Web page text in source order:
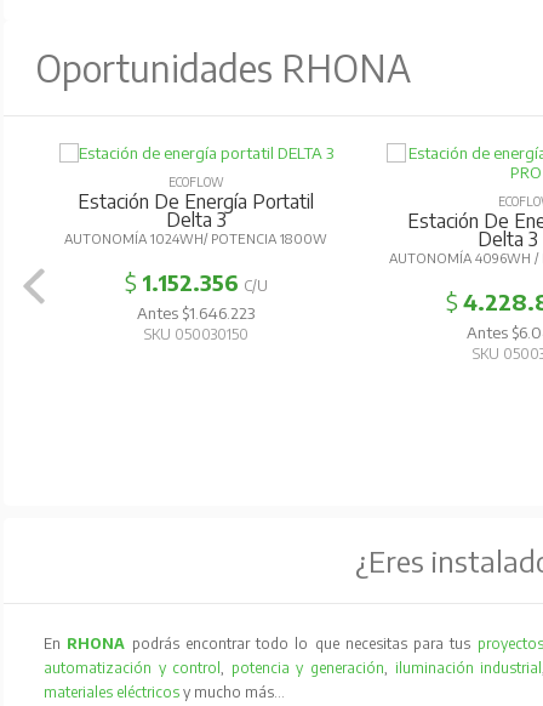
Oportunidades RHONA
ECOFLOW
Estación De Energía Portatil
Delta 3
AUTONOMÍA 1024WH/ POTENCIA 1800W
$ 1.152.356 C/U
Antes $1.646.223
SKU 050030150
Estación De
Delta 3
AUTONOMÍA 4096WH
$
Antes
SKU
¿Eres
En RHONA podrás encontrar todo lo que necesitas para tus
automatización y control, potencia y generación, iluminación industrial,
materiales eléctricos y mucho más…